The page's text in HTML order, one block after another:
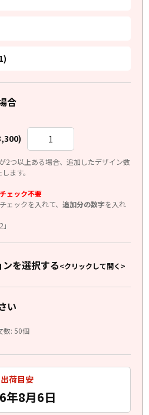
合
2つ以上ある場合、追加したデザイン数
ます。
チェック不要
ックを入れて、 追加分の数字を入れ
を選択する<クリックして開く>
い
数: 50個
出荷目安
年8月6日